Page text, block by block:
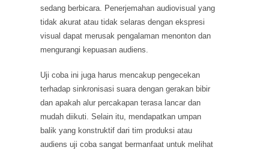
sedang berbicara. Penerjemahan audiovisual yang
tidak akurat atau tidak selaras dengan ekspresi
visual dapat merusak pengalaman menonton dan
mengurangi kepuasan audiens.
Uji coba ini juga harus mencakup pengecekan
terhadap sinkronisasi suara dengan gerakan bibir
dan apakah alur percakapan terasa lancar dan
mudah diikuti. Selain itu, mendapatkan umpan
balik yang konstruktif dari tim produksi atau
audiens uji coba sangat bermanfaat untuk melihat